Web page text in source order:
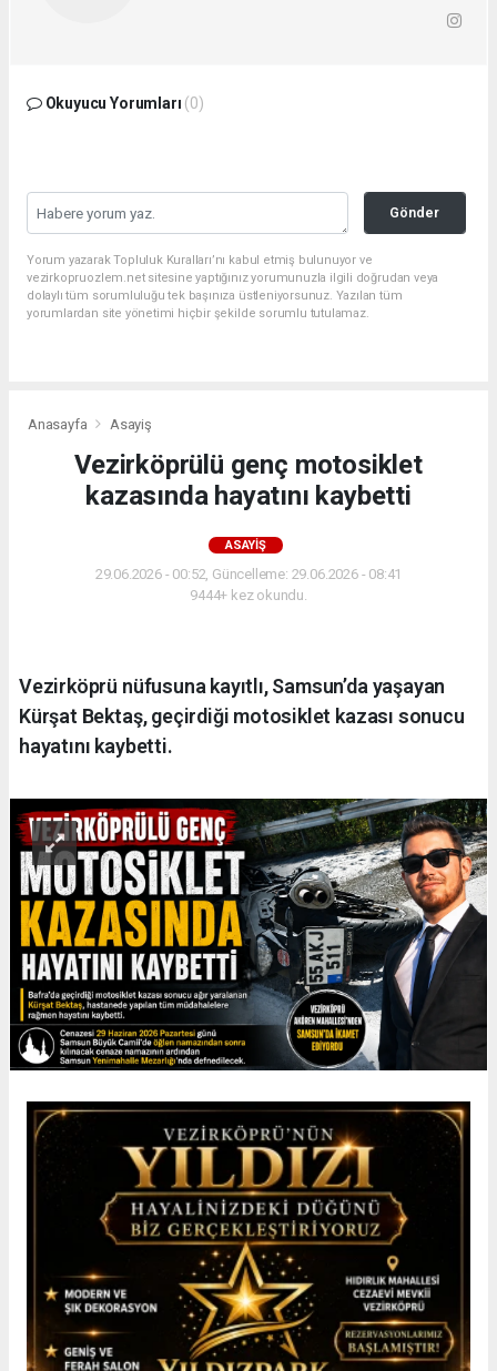
Okuyucu Yorumları (0)
Gönder
Yorum yazarak Topluluk Kuralları’nı kabul etmiş bulunuyor ve
vezirkopruozlem.net sitesine yaptığınız yorumunuzla ilgili doğrudan veya
dolaylı tüm sorumluluğu tek başınıza üstleniyorsunuz. Yazılan tüm
yorumlardan site yönetimi hiçbir şekilde sorumlu tutulamaz.
Anasayfa Asayiş
Vezirköprülü genç motosiklet
kazasında hayatını kaybetti
ASAYIŞ
29.06.2026 - 00:52, Güncelleme: 29.06.2026 - 08:41
9444+ kez okundu.
Vezirköprü nüfusuna kayıtlı, Samsun’da yaşayan
Kürşat Bektaş, geçirdiği motosiklet kazası sonucu
hayatını kaybetti.